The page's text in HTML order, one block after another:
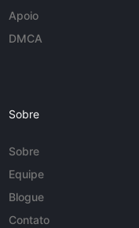
Apoio
DMCA
Sobre
Sobre
Equipe
Blogue
Contato